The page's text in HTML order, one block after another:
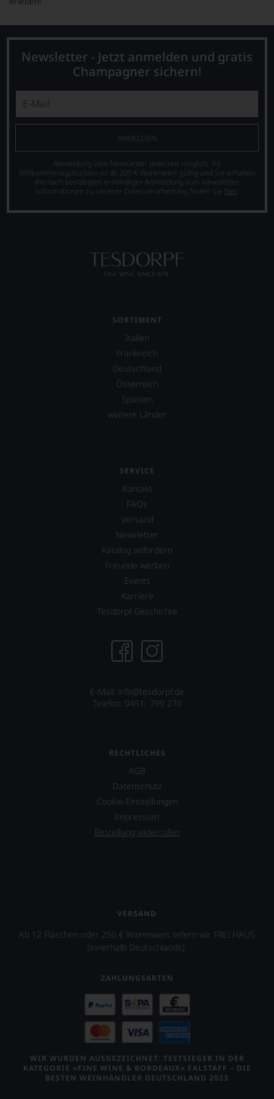
Newsletter - Jetzt anmelden und gratis
Champagner sichern!
ANMELDEN
Abmeldung vom Newsletter jederzeit möglich. Ihr
Willkommensgutschein ist ab 200 € Warenwert gültig und Sie erhalten
ihn nach bestätigter, erstmaliger Anmeldung zum Newsletter.
Informationen zu unserer Datenverarbeitung finden Sie hier.
SORTIMENT
Italien
Frankreich
Deutschland
Österreich
Spanien
weitere Länder
SERVICE
Kontakt
FAQs
Versand
Newsletter
Katalog anfordern
Freunde werben
Events
Karriere
Tesdorpf Geschichte
E-Mail: info@tesdorpf.de
Telefon: 0451- 799 270
RECHTLICHES
AGB
Datenschutz
Cookie-Einstellungen
Impressum
Bestellung widerrufen
VERSAND
Ab 12 Flaschen oder 250 € Warenwert liefern wir FREI HAUS
(innerhalb Deutschlands).
ZAHLUNGSARTEN
WIR WURDEN AUSGEZEICHNET: TESTSIEGER IN DER
KATEGORIE »FINE WINE & BORDEAUX« FALSTAFF – DIE
BESTEN WEINHÄNDLER DEUTSCHLAND 2023